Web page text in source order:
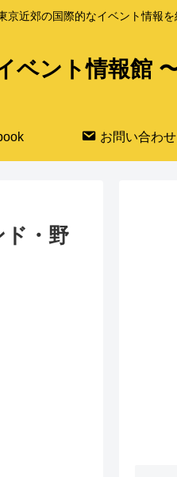
近郊の国際的なイベント情報を
ベント情報館
お問い合わせ
ド・野